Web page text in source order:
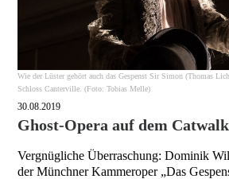
Wie der Lüster gehört auch das Gespenst Sir Simon (Thomas
Schloss Canterville. (Foto: Tobias Melle)
30.08.2019
Ghost-Opera auf dem Catwalk
Vergnügliche Überraschung: Dominik
der Münchner Kammeroper „Das